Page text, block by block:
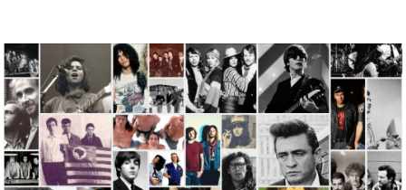
A História do Disco